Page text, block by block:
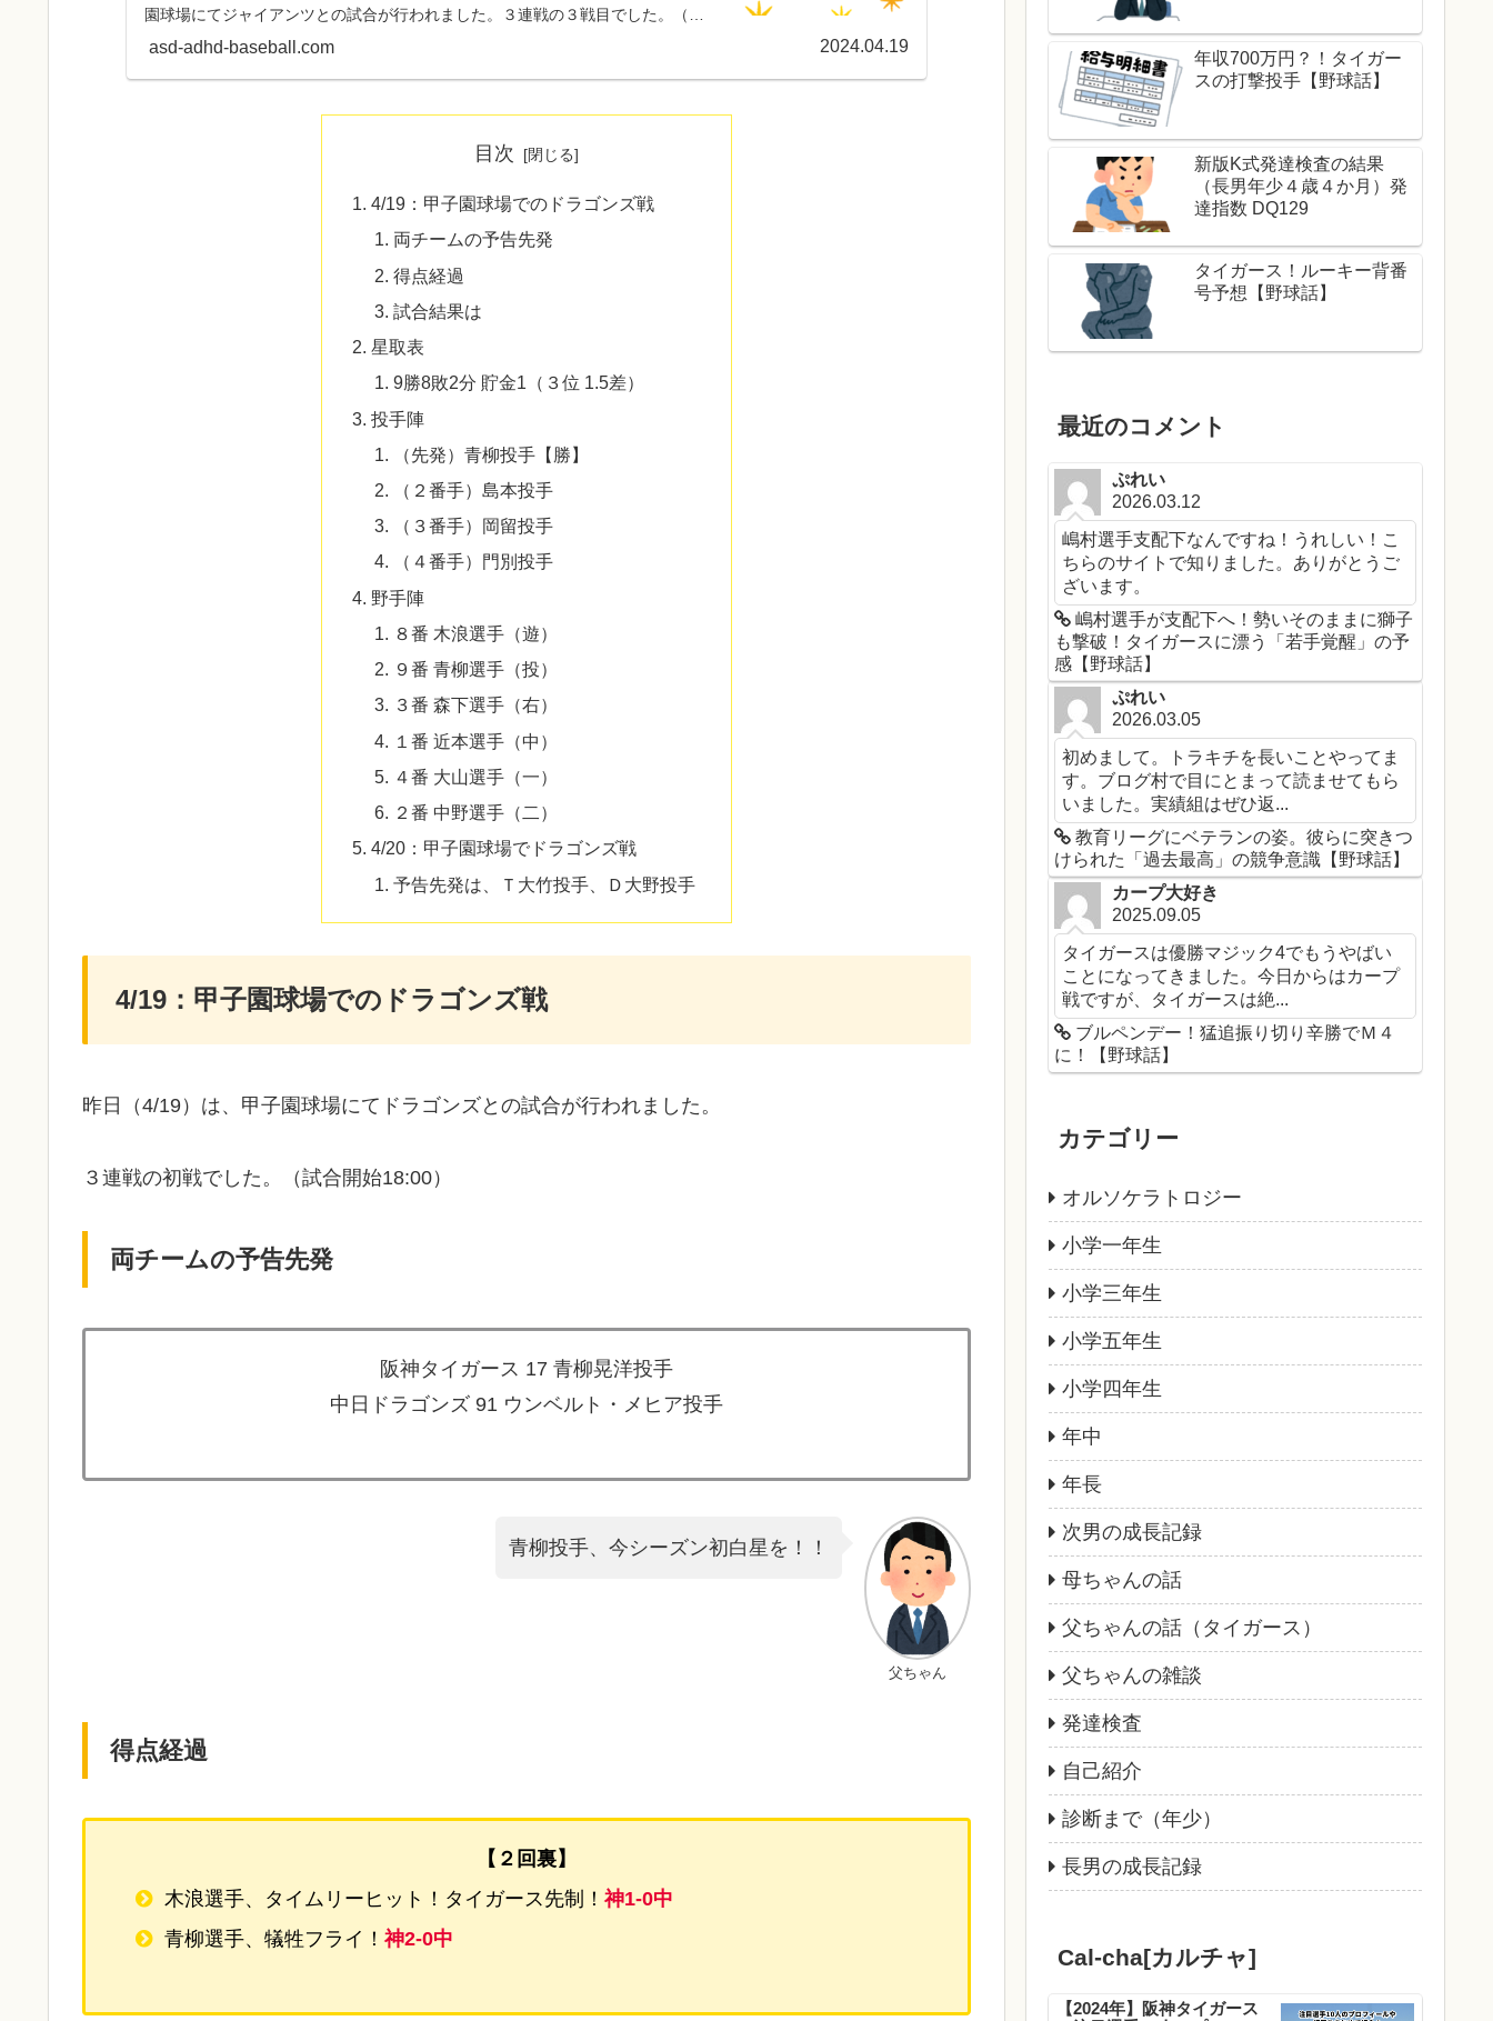
園球場にてジャイアンツとの試合が行われました。３連戦の３戦目でした。（試
合開始18:00...
asd-adhd-baseball.com 2024.04.19
目次
4/19：甲子園球場でのドラゴンズ戦
両チームの予告先発
得点経過
試合結果は
星取表
9勝8敗2分 貯金1（３位 1.5差）
投手陣
（先発）青柳投手【勝】
（２番手）島本投手
（３番手）岡留投手
（４番手）門別投手
野手陣
８番 木浪選手（遊）
９番 青柳選手（投）
３番 森下選手（右）
１番 近本選手（中）
４番 大山選手（一）
２番 中野選手（二）
4/20：甲子園球場でドラゴンズ戦
予告先発は、Ｔ大竹投手、Ｄ大野投手
4/19：甲子園球場でのドラゴンズ戦
昨日（4/19）は、甲子園球場にてドラゴンズとの試合が行われました。
３連戦の初戦でした。（試合開始18:00）
両チームの予告先発
阪神タイガース 17 青柳晃洋投手
中日ドラゴンズ 91 ウンベルト・メヒア投手
父ちゃん
青柳投手、今シーズン初白星を！！
得点経過
【２回裏】
木浪選手、タイムリーヒット！タイガース先制！ 神1-0中
青柳選手、犠牲フライ！ 神2-0中
年収700万円？！タイガー
スの打撃投手【野球話】
新版K式発達検査の結果
（長男年少４歳４か月）発
達指数 DQ129
タイガース！ルーキー背番
号予想【野球話】
最近のコメント
ぷれい
2026.03.12
嶋村選手支配下なんですね！うれしい！こ
ちらのサイトで知りました。ありがとうご
ざいます。
嶋村選手が支配下へ！勢いそのままに獅子
も撃破！タイガースに漂う「若手覚醒」の予
感【野球話】
ぷれい
2026.03.05
初めまして。トラキチを長いことやってま
す。ブログ村で目にとまって読ませてもら
いました。実績組はぜひ返...
教育リーグにベテランの姿。彼らに突きつ
けられた「過去最高」の競争意識【野球話】
カープ大好き
2025.09.05
タイガースは優勝マジック4でもうやばい
ことになってきました。今日からはカープ
戦ですが、タイガースは絶...
ブルペンデー！猛追振り切り辛勝でＭ４
に！【野球話】
カテゴリー
オルソケラトロジー
小学一年生
小学三年生
小学五年生
小学四年生
年中
年長
次男の成長記録
母ちゃんの話
父ちゃんの話（タイガース）
父ちゃんの雑談
発達検査
自己紹介
診断まで（年少）
長男の成長記録
Cal-cha[カルチャ]
【2024年】阪神タイガース